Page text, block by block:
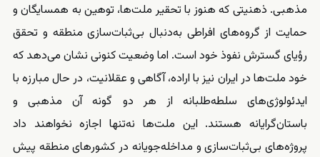
مذهبی. ذهنیتی که هنوز با تحقیر ملت‌ها، توهین به همسایگان و
حمایت از گروه‌های افراطی به‌دنبال بی‌ثبات‌سازی منطقه و تحقق
رؤیای گسترش نفوذ خود است. اما وضعیت کنونی نشان می‌دهد که
خود ملت‌ها در ایران نیز با اراده، آگاهی و عقلانیت، در حال مبارزه با
ایدئولوژی‌های سلطه‌طلبانه از هر دو گونه آن مذهبی و
باستان‌گرایانه هستند. این ملت‌ها نه‌تنها اجازه نخواهند داد
پروژه‌های بی‌ثبات‌سازی و مداخله‌جویانه در کشورهای منطقه پیش